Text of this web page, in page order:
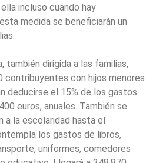
incluso cuando hay
medida se beneficiarán un
también dirigida a las familias,
contribuyentes con hijos menores
deducirse el 15% de los gastos
euros, anuales. También se
a la escolaridad hasta el
los gastos de libros,
uniformes, comedores